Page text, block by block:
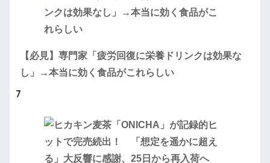
【必見】専門家「疲労回復に栄養ドリンクは効果な
し」→本当に効く食品がこれらしい
7